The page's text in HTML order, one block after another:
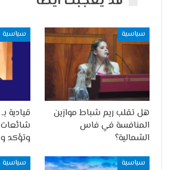
سياسية
هل تقلب ريم شباط موازين
المنافسة في فاس
الشمالية؟
سياسية
قيادية
وتؤكد
سياسية سياسية